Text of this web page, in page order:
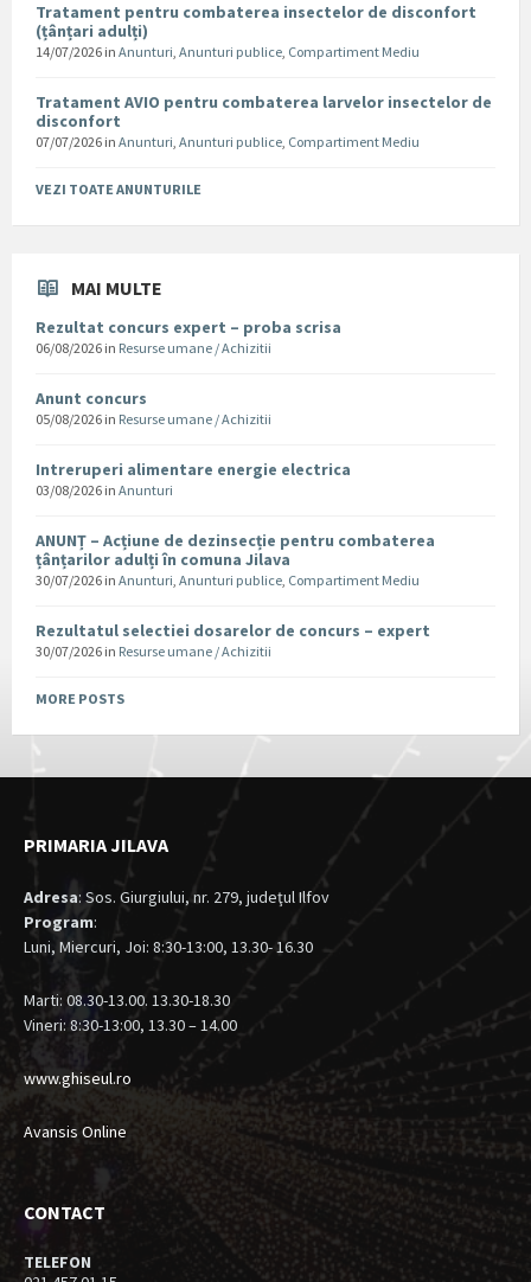
Tratament pentru combaterea insectelor de disconfort
(țânțari adulți)
14/07/2026 in Anunturi, Anunturi publice, Compartiment Mediu
Tratament AVIO pentru combaterea larvelor insectelor de
disconfort
07/07/2026 in Anunturi, Anunturi publice, Compartiment Mediu
VEZI TOATE ANUNTURILE
MAI MULTE
Rezultat concurs expert – proba scrisa
06/08/2026 in Resurse umane / Achizitii
Anunt concurs
05/08/2026 in Resurse umane / Achizitii
Intreruperi alimentare energie electrica
03/08/2026 in Anunturi
ANUNȚ – Acțiune de dezinsecție pentru combaterea
țânțarilor adulți în comuna Jilava
30/07/2026 in Anunturi, Anunturi publice, Compartiment Mediu
Rezultatul selectiei dosarelor de concurs – expert
30/07/2026 in Resurse umane / Achizitii
MORE POSTS
PRIMARIA JILAVA
Adresa: Sos. Giurgiului, nr. 279, judeţul Ilfov
Program:
Luni, Miercuri, Joi: 8:30-13:00, 13.30- 16.30
Marti: 08.30-13.00. 13.30-18.30
Vineri: 8:30-13:00, 13.30 – 14.00
www.ghiseul.ro
Avansis Online
CONTACT
TELEFON